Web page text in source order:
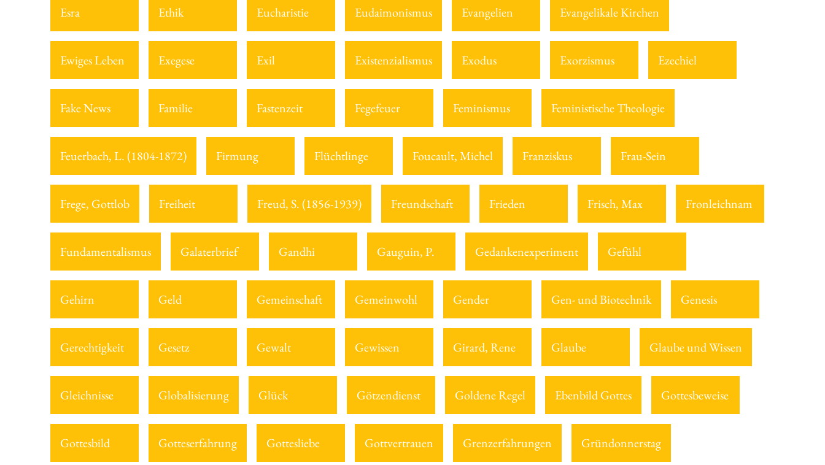
Esra Ethik Eucharistie Eudaimonismus Evangelien Evangelikale Kirchen
Ewiges Leben Exegese Exil Existenzialismus Exodus Exorzismus Ezechiel
Fake News Familie Fastenzeit Fegefeuer Feminismus Feministische Theologie
Feuerbach, L. (1804-1872) Firmung Flüchtlinge Foucault, Michel Franziskus Frau-Sein
Frege, Gottlob Freiheit Freud, S. (1856-1939) Freundschaft Frieden Frisch, Max Fronleichnam
Fundamentalismus Galaterbrief Gandhi Gauguin, P. Gedankenexperiment Gefühl
Gehirn Geld Gemeinschaft Gemeinwohl Gender Gen- und Biotechnik Genesis
Gerechtigkeit Gesetz Gewalt Gewissen Girard, Rene Glaube Glaube und Wissen
Gleichnisse Globalisierung Glück Götzendienst Goldene Regel Ebenbild Gottes Gottesbeweise
Gottesbild Gotteserfahrung Gottesliebe Gottvertrauen Grenzerfahrungen Gründonnerstag